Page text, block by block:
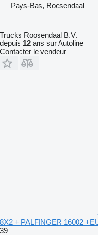
Pays-Bas, Roosendaal
Trucks Roosendaal B.V.
depuis 12 ans sur Autoline
Contacter le vendeur
8X2 + PALFINGER 16002
39